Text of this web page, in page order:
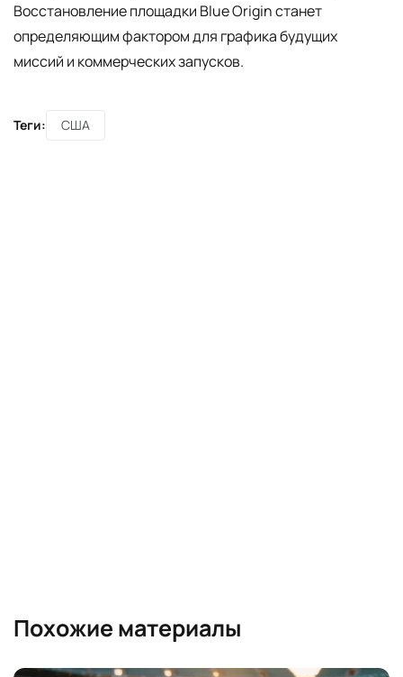
Восстановление площадки Blue Origin станет
определяющим фактором для графика будущих
миссий и коммерческих запусков.
Теги: США
Похожие материалы